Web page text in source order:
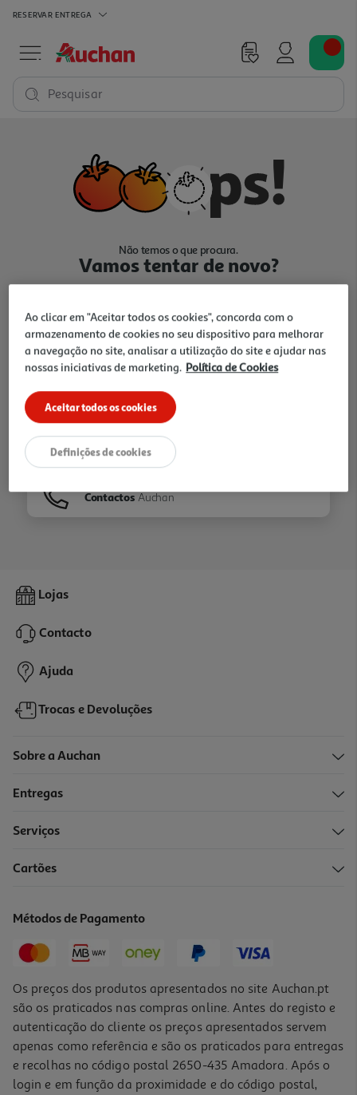
RESERVAR ENTREGA
Pesquisar
Não temos o que procura.
Vamos tentar de novo?
Ir para Homepage
Folhetos
Contactos Auchan
Lojas
Contacto
Ajuda
Trocas e Devoluções
Sobre a Auchan
Entregas
Serviços
Cartões
Métodos de Pagamento
Os preços dos produtos apresentados no site Auchan.pt
são os praticados nas compras online. Antes do registo e
autenticação do cliente os preços apresentados servem
apenas como referência e são os praticados para entregas
e recolhas no código postal 2650-435 Amadora. Após o
login e em função da proximidade e do código postal,
Ao clicar em "Aceitar todos os cookies", concorda com o
armazenamento de cookies no seu dispositivo para melhorar
a navegação no site, analisar a utilização do site e ajudar nas
nossas iniciativas de marketing. Política de Cookies
Aceitar todos os cookies
Definições de cookies